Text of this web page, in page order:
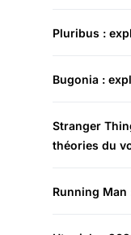
Pluribus :
Bugonia :
Stranger
théories du
Running